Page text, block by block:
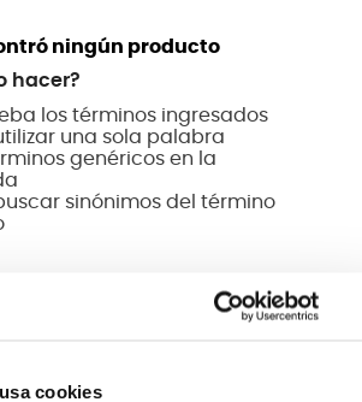
cookies
ningún producto
hacer?
los términos ingresados
una sola palabra
genéricos en la
sinónimos del término